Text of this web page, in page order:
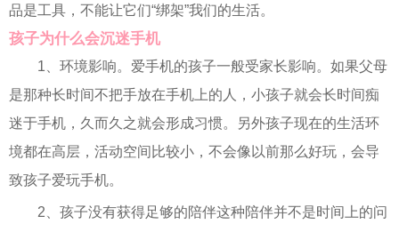
品是工具，不能让它们“绑架”我们的生活。
孩子为什么会沉迷手机
1、环境影响。爱手机的孩子一般受家长影响。如果父母
是那种长时间不把手放在手机上的人，小孩子就会长时间痴
迷于手机，久而久之就会形成习惯。另外孩子现在的生活环
境都在高层，活动空间比较小，不会像以前那么好玩，会导
致孩子爱玩手机。
2、孩子没有获得足够的陪伴这种陪伴并不是时间上的问